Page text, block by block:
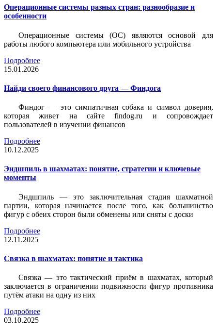
Операционные системы разных стран: разнообразие и
особенности
Операционные системы (ОС) являются основой для
работы любого компьютера или мобильного устройства
Подробнее
15.01.2026
Найди своего финансового друга — Финдога
Финдог — это симпатичная собака и символ доверия,
которая живет на сайте findog.ru и сопровождает
пользователей в изучении финансов
Подробнее
10.12.2025
Эндшпиль в шахматах: понятие, стратегии и ключевые
моменты
Эндшпиль — это заключительная стадия шахматной
партии, которая начинается после того, как большинство
фигур с обеих сторон были обменены или сняты с доски
Подробнее
12.11.2025
Связка в шахматах: понятие и тактика
Связка — это тактический приём в шахматах, который
заключается в ограничении подвижности фигур противника
путём атаки на одну из них
Подробнее
03.10.2025